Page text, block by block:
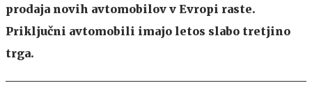
prodaja novih avtomobilov v Evropi raste.
Priključni avtomobili imajo letos slabo tretjino
trga.